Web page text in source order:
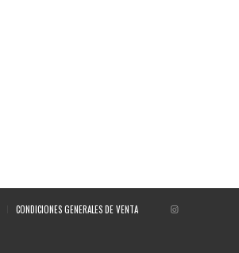
CONDICIONES GENERALES DE VENTA